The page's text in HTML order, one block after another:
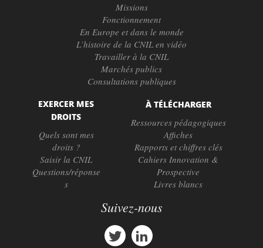
Missions
Fonctionnement
En Europe et dans le monde
L’histoire de la CNIL en vidéo
Travailler à la CNIL
Marchés publics
Consultations publiques
EXERCER MES
DROITS
Quels sont mes
droits ?
Saisir la CNIL
Questions/réponse
s
À TÉLÉCHARGER
Ressources pédagogiques
Affiches
Rapports et chiffres clés
Cahiers Innovation &
Prospective
Livres blancs
Suivez-nous